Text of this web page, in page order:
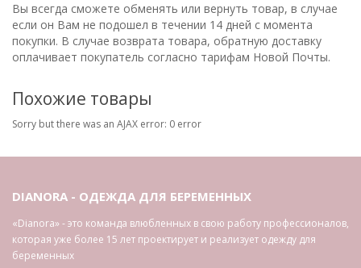
Вы всегда сможете обменять или вернуть товар, в случае
если он Вам не подошел в течении 14 дней с момента
покупки. В случае возврата товара, обратную доставку
оплачивает покупатель согласно тарифам Новой Почты.
Похожие товары
Sorry but there was an AJAX error: 0 error
DIANORA - ОДЕЖДА ДЛЯ БЕРЕМЕННЫХ
«Dianora» - это команда влюбленных в свою работу профессионалов,
которая уже более 15 лет проектирует и реализует одежду для
беременных